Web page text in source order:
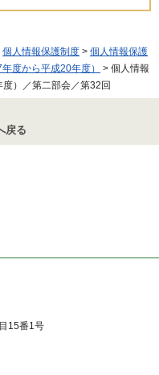
個人情報保護制度 > 個人情報保護
度から平成20年度）
> 個人情報
）／第二部会／第32回
戻る
15番1号